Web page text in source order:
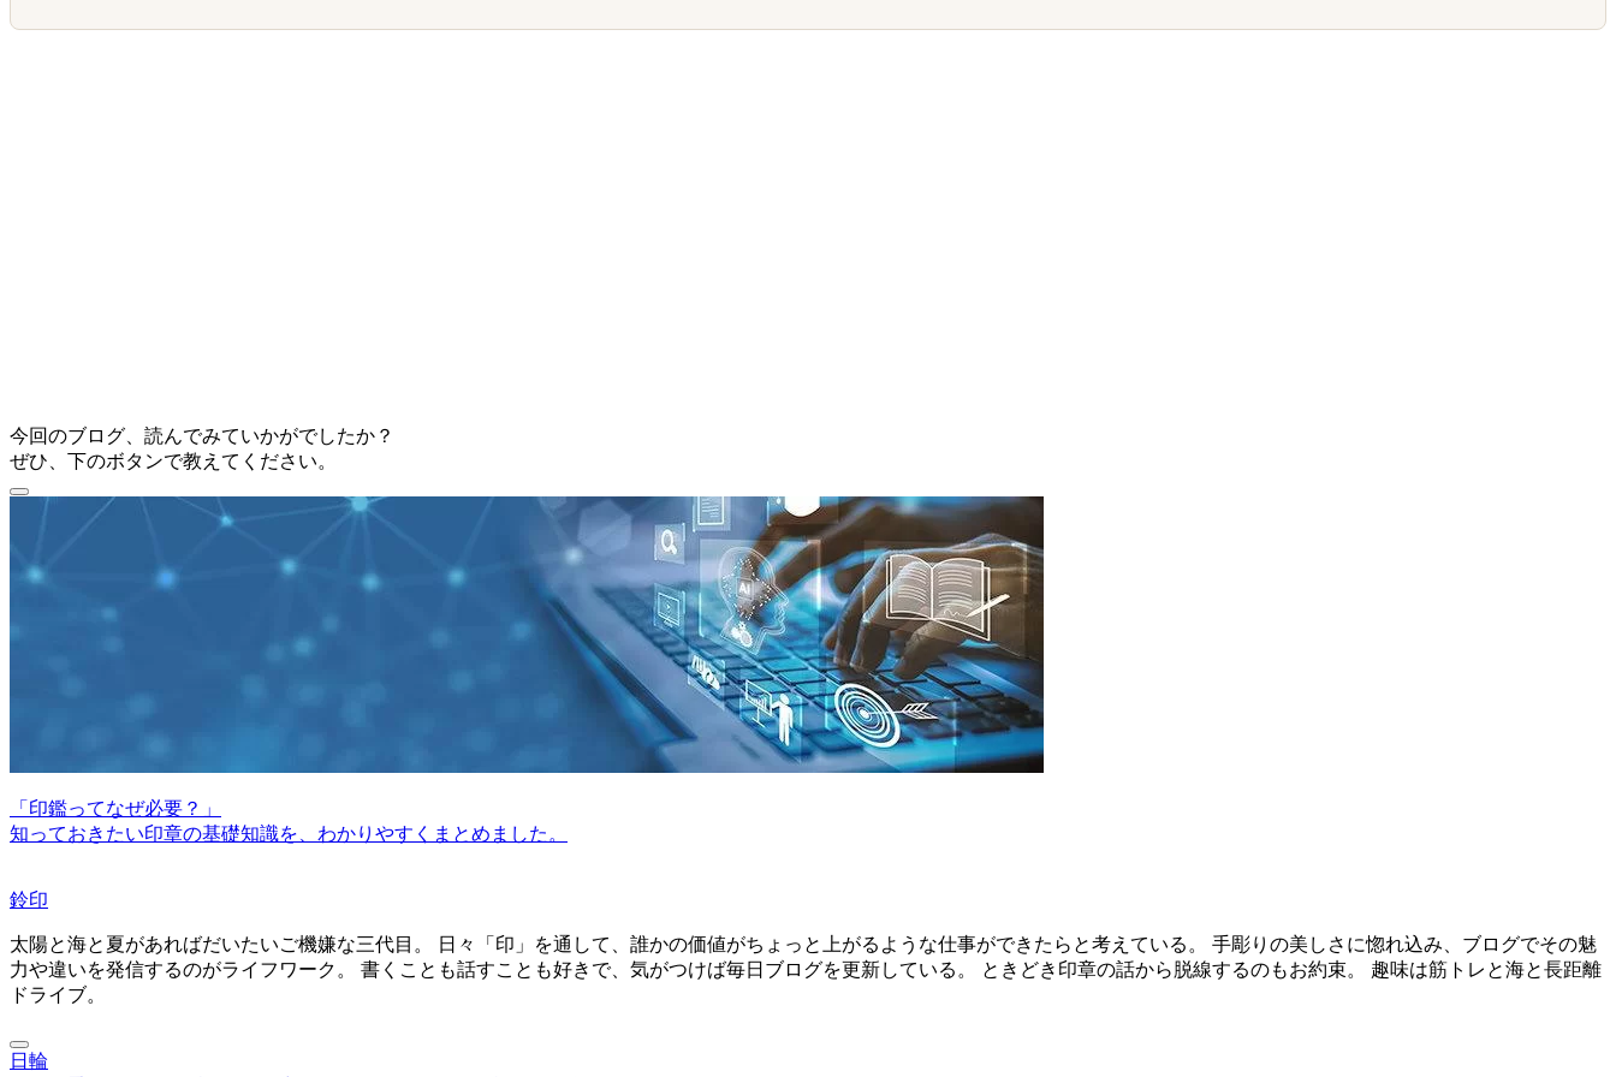
今回のブログ、読んでみていかがでしたか？
ぜひ、下のボタンで教えてください。
「印鑑ってなぜ必要？」
知っておきたい印章の基礎知識を、わかりやすくまとめました。
鈴印
太陽と海と夏があればだいたいご機嫌な三代目。 日々「印」を通して、誰かの価値がちょっと上がるような仕事ができたらと考えている。 手彫りの美しさに惚れ込み、ブログでその魅
力や違いを発信するのがライフワーク。 書くことも話すことも好きで、気がつけば毎日ブログを更新している。 ときどき印章の話から脱線するのもお約束。 趣味は筋トレと海と長距離
ドライブ。
日輪